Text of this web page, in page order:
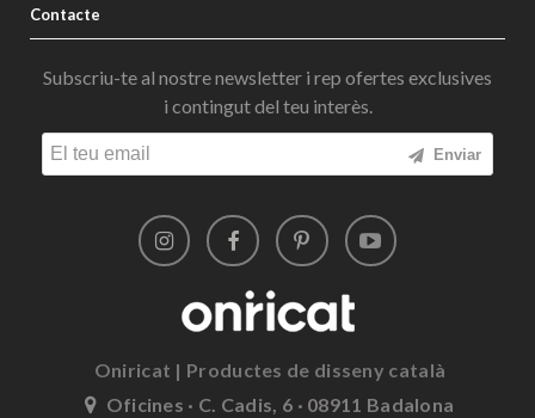
Contacte
Subscriu-te al nostre newsletter i rep ofertes exclusives
i contingut del teu interès.
Enviar
Oniricat | Productes de disseny català
Oficines · C. Cadis, 6 · 08911 Badalona